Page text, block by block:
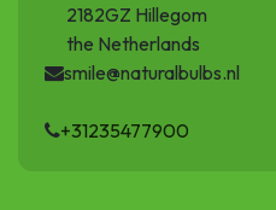
2182GZ Hillegom
the Netherlands
smile@naturalbulbs.nl
+31235477900